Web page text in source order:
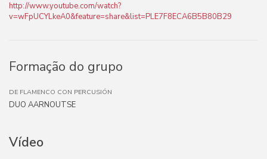
http://www.youtube.com/watch?
v=wFpUCYLkeA0&feature=share&list=PLE7F8ECA6B5B80B29
Formação do grupo
DE FLAMENCO CON PERCUSIÓN
DUO AARNOUTSE
Vídeo